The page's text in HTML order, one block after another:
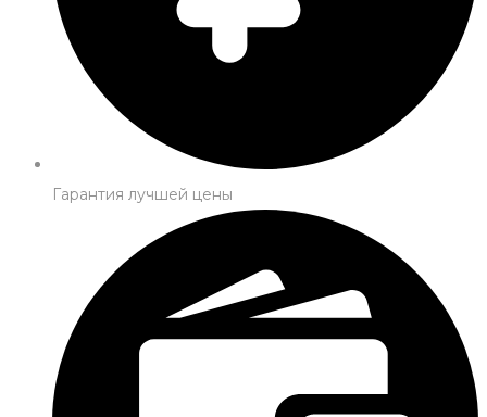
Гарантия лучшей цены